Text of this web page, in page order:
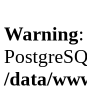
Warning
/data/